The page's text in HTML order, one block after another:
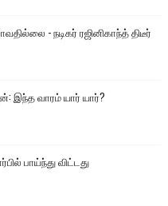
- நடிகர் ரஜினிகாந்த் திடீர்
இந்த வாரம் யார் யார்?
பாய்ந்து விட்டது